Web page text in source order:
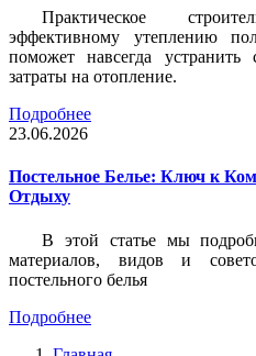
Практическое
эффективному утеплению
поможет навсегда
затраты на отопление.
Подробнее
23.06.2026
Постельное Белье: Ключ к
Отдыху
В этой статье мы
материалов, видов и
постельного белья
Подробнее